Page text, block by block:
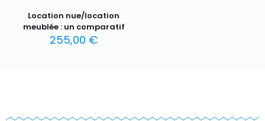
Location nue/location
meublée : un comparatif
255,00 €